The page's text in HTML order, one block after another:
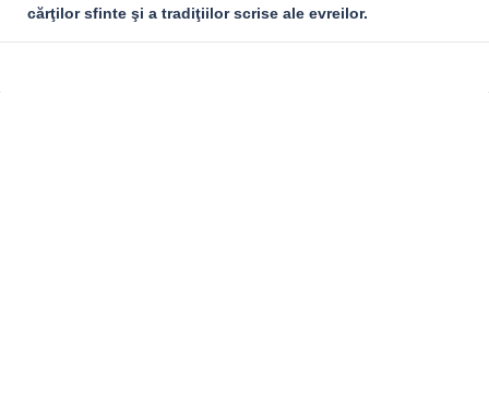
cărţilor sfinte şi a tradiţiilor scrise ale evreilor.